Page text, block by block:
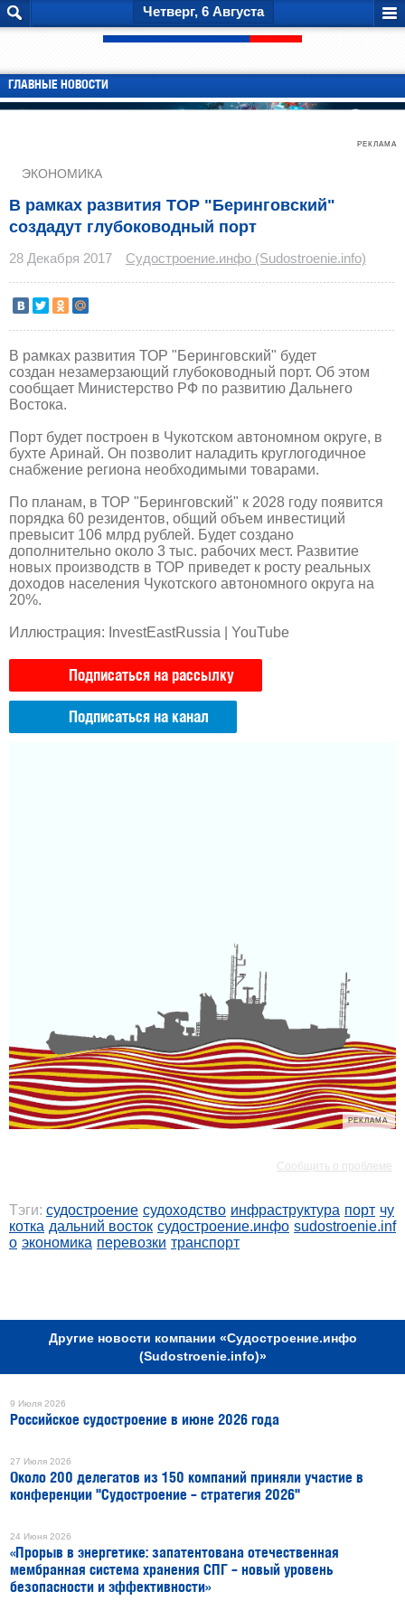
Четверг, 6 Августа
ГЛАВНЫЕ НОВОСТИ
РЕКЛАМА
ЭКОНОМИКА
В рамках развития ТОР "Беринговский"
создадут глубоководный порт
28 Декабря 2017 Судостроение.инфо (Sudostroenie.info)
В рамках развития ТОР "Беринговский" будет
создан незамерзающий глубоководный порт. Об этом
сообщает Министерство РФ по развитию Дальнего
Востока.
Порт будет построен в Чукотском автономном округе, в
бухте Аринай. Он позволит наладить круглогодичное
снабжение региона необходимыми товарами.
По планам, в ТОР "Беринговский" к 2028 году появится
порядка 60 резидентов, общий объем инвестиций
превысит 106 млрд рублей. Будет создано
дополнительно около 3 тыс. рабочих мест. Развитие
новых производств в ТОР приведет к росту реальных
доходов населения Чукотского автономного округа на
20%.
Иллюстрация: InvestEastRussia | YouTube
Подписаться на рассылку
Подписаться на канал
РЕКЛАМА
Сообщить о проблеме
Тэги: судостроение судоходство инфраструктура порт чу
котка дальний восток судостроение.инфо sudostroenie.inf
o экономика перевозки транспорт
Другие новости компании «Судостроение.инфо
(Sudostroenie.info)»
9 Июля 2026
Российское судостроение в июне 2026 года
27 Июля 2026
Около 200 делегатов из 150 компаний приняли участие в
конференции "Судостроение – стратегия 2026"
24 Июня 2026
«Прорыв в энергетике: запатентована отечественная
мембранная система хранения СПГ – новый уровень
безопасности и эффективности»